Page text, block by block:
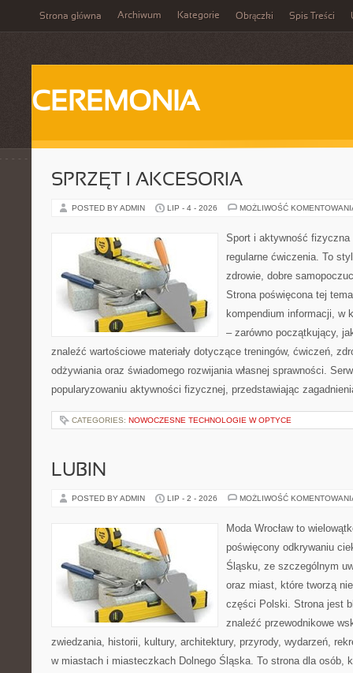
Strona główna Archiwum Kategorie Obrączki Spis Treści
CEREMONIA
SPRZĘT I AKCESORIA
POSTED BY ADMIN LIP - 4 - 2026 MOŻLIWOŚĆ
Sport i aktywność
regularne ćwiczenia. To
zdrowie, dobre
Strona poświęcona tej
kompendium informacji, w
– zarówno początkujący,
znaleźć wartościowe materiały dotyczące treningów, ćwiczeń,
odżywiania oraz świadomego rozwijania własnej sprawności.
popularyzowaniu aktywności fizycznej, przedstawiając
CATEGORIES: NOWOCZESNE TECHNOLOGIE W OPTYCE
LUBIN
POSTED BY ADMIN LIP - 2 - 2026 MOŻLIWOŚĆ
Moda Wrocław to
poświęcony odkrywaniu
Śląsku, ze szczególnym
oraz miast, które tworzą
części Polski. Strona jest
znaleźć przewodnikowe
zwiedzania, historii, kultury, architektury, przyrody, wydarzeń,
w miastach i miasteczkach Dolnego Śląska. To strona dla osób,